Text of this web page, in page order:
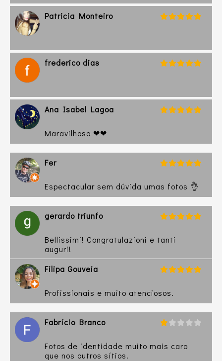
Patricia Monteiro
frederico dias
Ana Isabel Lagoa
Maravilhoso ❤❤
Fer
Espectacular sem dúvida umas fotos 👌
gerardo triunfo
Bellissimi! Congratulazioni e tanti
auguri!
Filipa Gouveia
Profissionais e muito atenciosos.
Fabrício Branco
Fotos de identidade muito mais caro
que nos outros sítios.